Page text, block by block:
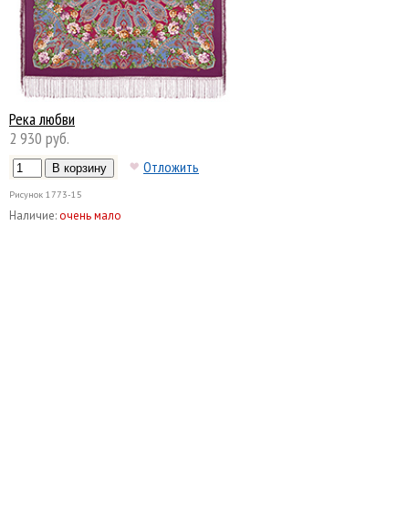
Река любви
2 930 руб.
Отложить
Рисунок 1773-15
Наличие:очень мало